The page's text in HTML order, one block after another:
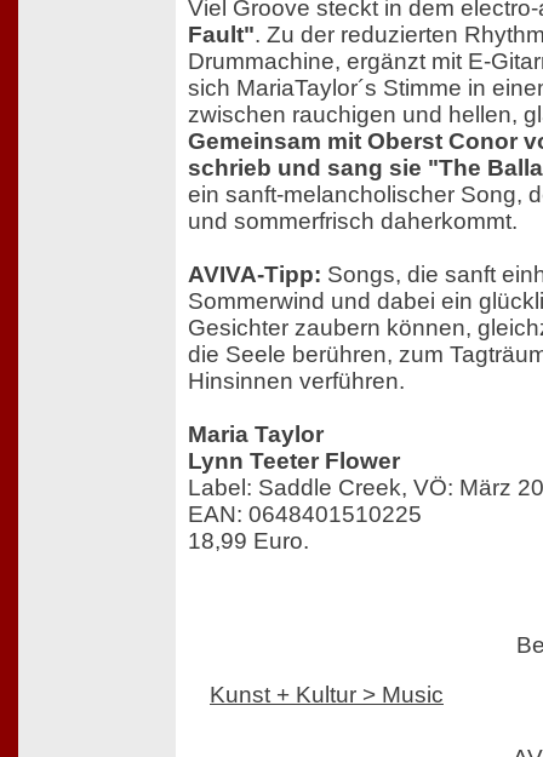
Viel Groove steckt in dem
Fault". Zu der reduzierten
Drummachine, ergänzt mit E-
sich MariaTaylor´s Stimme in
zwischen rauchigen und hellen,
Gemeinsam mit Oberst Conor
schrieb und sang sie "The
ein sanft-melancholischer Song,
und sommerfrisch daherkommt.
AVIVA-Tipp: Songs, die sanft
Sommerwind und dabei ein
Gesichter zaubern können,
die Seele berühren, zum
Hinsinnen verführen.
Maria Taylor
Lynn Teeter Flower
Label: Saddle Creek, VÖ: März
EAN: 0648401510225
18,99 Euro.
Kunst + Kultur > Music